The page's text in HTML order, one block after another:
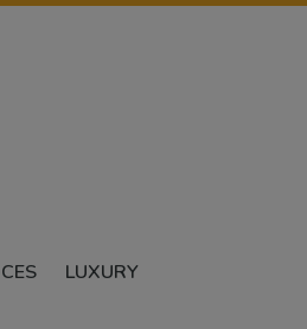
LUXURY